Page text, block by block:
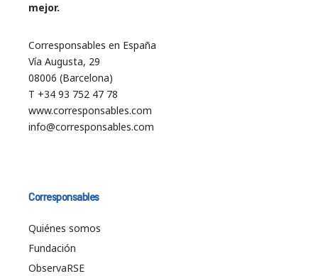
mejor.
Corresponsables en España
Vía Augusta, 29
08006 (Barcelona)
T +34 93 752 47 78
www.corresponsables.com
info@corresponsables.com
Corresponsables
Quiénes somos
Fundación
ObservaRSE